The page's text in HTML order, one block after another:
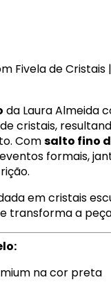
Fivela de
da Laura Almeida
cristais,
Comsalto fino
formais,
em cristais
transforma a
na cor preta